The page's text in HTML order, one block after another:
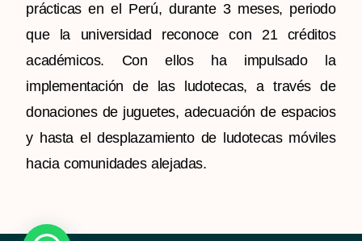
prácticas en el Perú, durante 3 meses, periodo
que la universidad reconoce con 21 créditos
académicos. Con ellos ha impulsado la
implementación de las ludotecas, a través de
donaciones de juguetes, adecuación de espacios
y hasta el desplazamiento de ludotecas móviles
hacia comunidades alejadas.